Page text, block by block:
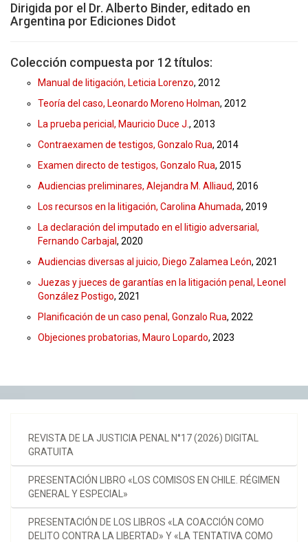
Dirigida por el Dr. Alberto Binder, editado en
Argentina por Ediciones Didot
Colección compuesta por 12 títulos:
Manual de litigación, Leticia Lorenzo, 2012
Teoría del caso, Leonardo Moreno Holman, 2012
La prueba pericial, Mauricio Duce J. , 2013
Contraexamen de testigos, Gonzalo Rua, 2014
Examen directo de testigos, Gonzalo Rua, 2015
Audiencias preliminares, Alejandra M. Alliaud, 2016
Los recursos en la litigación, Carolina Ahumada, 2019
La declaración del imputado en el litigio adversarial,
Fernando Carbajal , 2020
Audiencias diversas al juicio, Diego Zalamea León, 2021
Juezas y jueces de garantías en la litigación penal, Leonel
González Postigo, 2021
Planificación de un caso penal, Gonzalo Rua, 2022
Objeciones probatorias, Mauro Lopardo, 2023
REVISTA DE LA JUSTICIA PENAL N°17 (2026) DIGITAL
GRATUITA
PRESENTACIÓN LIBRO «LOS COMISOS EN CHILE. RÉGIMEN
GENERAL Y ESPECIAL»
PRESENTACIÓN DE LOS LIBROS «LA COACCIÓN COMO
DELITO CONTRA LA LIBERTAD» Y «LA TENTATIVA COMO